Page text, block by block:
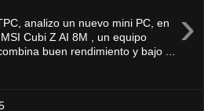
›
analizo un nuevo mini PC, en
Cubi Z AI 8M , un equipo
buen rendimiento y bajo ...